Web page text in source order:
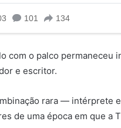
com o palco permaneceu
e escritor.
rara — intérprete
de uma época em que a